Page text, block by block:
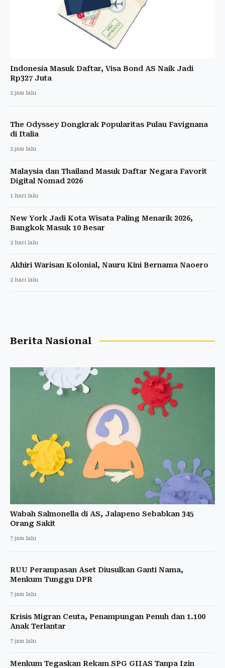
Indonesia Masuk Daftar, Visa Bond AS Naik Jadi
Rp327 Juta
2 jam lalu
The Odyssey Dongkrak Popularitas Pulau Favignana
di Italia
2 jam lalu
Malaysia dan Thailand Masuk Daftar Negara Favorit
Digital Nomad 2026
1 hari lalu
New York Jadi Kota Wisata Paling Menarik 2026,
Bangkok Masuk 10 Besar
2 hari lalu
Akhiri Warisan Kolonial, Nauru Kini Bernama Naoero
2 hari lalu
Berita Nasional
Wabah Salmonella di AS, Jalapeno Sebabkan 345
Orang Sakit
7 jam lalu
RUU Perampasan Aset Diusulkan Ganti Nama,
Menkum Tunggu DPR
7 jam lalu
Krisis Migran Ceuta, Penampungan Penuh dan 1.100
Anak Terlantar
7 jam lalu
Menkum Tegaskan Rekam SPG GIIAS Tanpa Izin